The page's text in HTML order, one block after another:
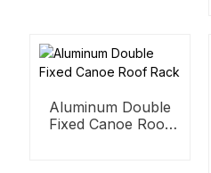
Aluminum Double
Fixed Canoe Roof